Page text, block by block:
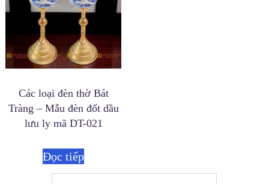
Các loại đèn thờ Bát
Tràng – Mẫu đèn đốt dầu
lưu ly mã DT-021
Đọc tiếp